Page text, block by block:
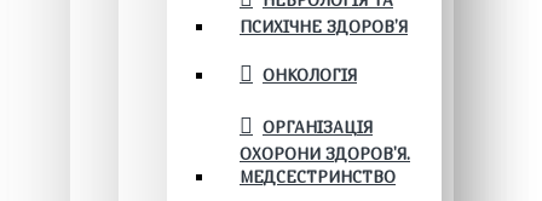
ПСИХІЧНЕ ЗДОРОВ’Я
ОНКОЛОГІЯ
ОРГАНІЗАЦІЯ
ОХОРОНИ ЗДОРОВ'Я.
МЕДСЕСТРИНСТВО